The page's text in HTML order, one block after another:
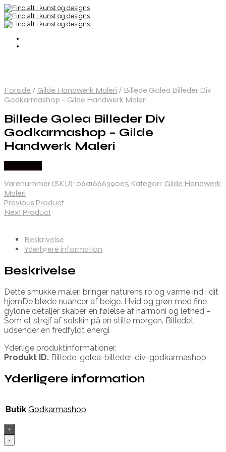
Forside / Gilde Handwerk Maleri / Billede Golea Billeder Div
Godkarmashop – Gilde Handwerk Maleri
Billede Golea Billeder Div
Godkarmashop – Gilde
Handwerk Maleri
Varenummer (SKU): 06a1666390e5 Kategori: Gilde Handwerk
Maleri
Previous Product
Next Product
Beskrivelse
Yderligere information
Beskrivelse
Dette smukke maleri bringer naturens ro og varme ind i dit
hjemDe bløde nuancer af beige. Hvid og grøn med fine
gyldne detaljer skaber en følelse af harmoni og lethed –
Som et strejf af solskin på en stille morgen. Billedet
udsender en fredfyldt energi
Yderlige produktinformationer.
Produkt ID. Billede-golea-billeder-div-godkarmashop
Yderligere information
Butik Godkarmashop
×
×